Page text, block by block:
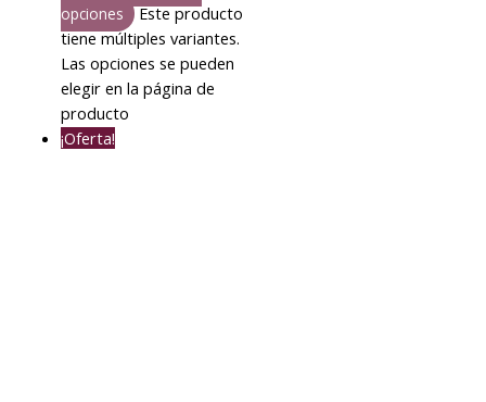
opciones
Este producto
tiene múltiples variantes.
Las opciones se pueden
elegir en la página de
producto
¡Oferta!